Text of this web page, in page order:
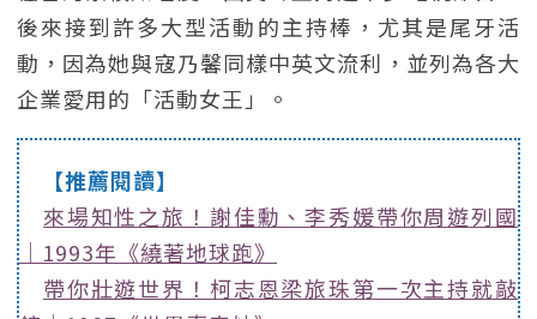
後來接到許多大型活動的主持棒，尤其是尾牙活
動，因為她與寇乃馨同樣中英文流利，並列為各大
企業愛用的「活動女王」。
【推薦閱讀】
來場知性之旅！謝佳勳、李秀媛帶你周遊列國
｜1993年《繞著地球跑》
帶你壯遊世界！柯志恩梁旅珠第一次主持就敲